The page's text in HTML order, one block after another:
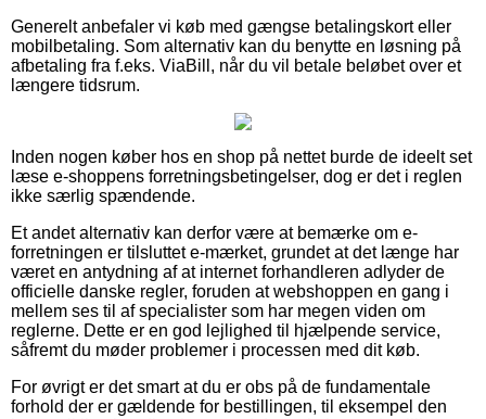
Generelt anbefaler vi køb med gængse betalingskort eller
mobilbetaling. Som alternativ kan du benytte en løsning på
afbetaling fra f.eks. ViaBill, når du vil betale beløbet over et
længere tidsrum.
Inden nogen køber hos en shop på nettet burde de ideelt set
læse e-shoppens forretningsbetingelser, dog er det i reglen
ikke særlig spændende.
Et andet alternativ kan derfor være at bemærke om e-
forretningen er tilsluttet e-mærket, grundet at det længe har
været en antydning af at internet forhandleren adlyder de
officielle danske regler, foruden at webshoppen en gang i
mellem ses til af specialister som har megen viden om
reglerne. Dette er en god lejlighed til hjælpende service,
såfremt du møder problemer i processen med dit køb.
For øvrigt er det smart at du er obs på de fundamentale
forhold der er gældende for bestillingen, til eksempel den